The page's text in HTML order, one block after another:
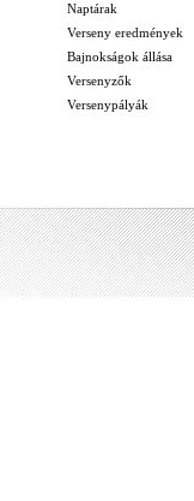
Naptárak
Verseny eredmények
Bajnokságok állása
Versenyzők
Versenypályák